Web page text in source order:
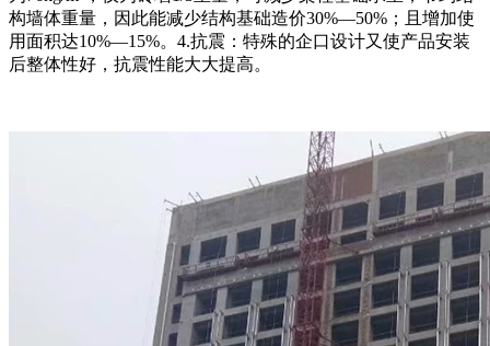
构墙体重量，因此能减少结构基础造价30%—50%；且增加使
用面积达10%—15%。4.抗震：特殊的企口设计又使产品安装
后整体性好，抗震性能大大提高。